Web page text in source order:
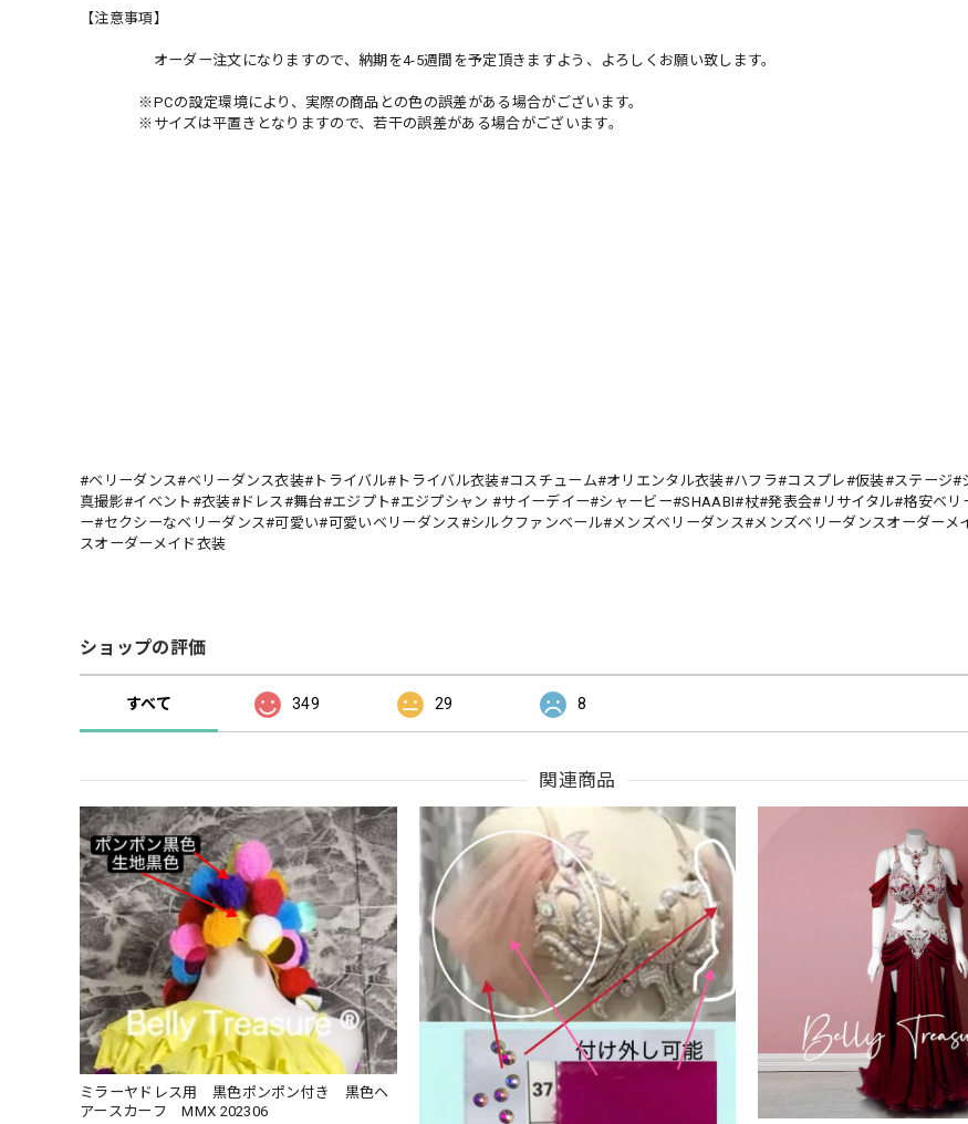
【注意事項】
オーダー注文になりますので、納期を4-5週間を予定頂きますよう、よろしくお願い致します。
※PCの設定環境により、実際の商品との色の誤差がある場合がございます。
※サイズは平置きとなりますので、若干の誤差がある場合がございます。
#ベリーダンス#ベリーダンス衣装#トライバル#トライバル衣装#コスチューム#オリエンタル衣装#ハフラ#コスプレ#仮装#ステージ#
真撮影#イベント#衣装#ドレス#舞台#エジプト#エジプシャン #サイーデイー#シャービー#SHAABI#杖#発表会#リサイタル#格安ベリ
ー#セクシーなベリーダンス#可愛い#可愛いベリーダンス#シルクファンベール#メンズベリーダンス#メンズベリーダンスオーダーメ
スオーダーメイド衣装
ショップの評価
すべて 349 29 8
関連商品
ミラーヤドレス用 黒色ポンポン付き 黒色ヘ
アースカーフ MMX 202306